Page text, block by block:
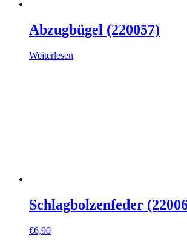
Abzugbügel (220057)
Weiterlesen
Schlagbolzenfeder
€6,90